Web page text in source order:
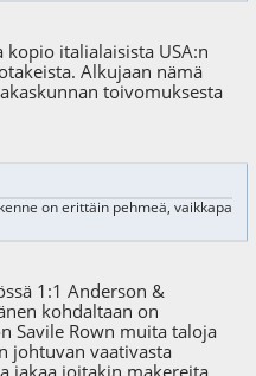
italialaisista USA:n
Alkujaan nämä
toivomuksesta
on erittäin pehmeä, vaikkapa
1:1 Anderson &
kohdaltaan on
Savile Rown muita taloja
johtuvan vaativasta
jakaa joitakin makereita